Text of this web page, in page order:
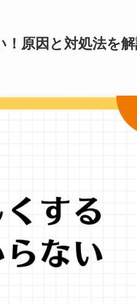
原因と対処法を